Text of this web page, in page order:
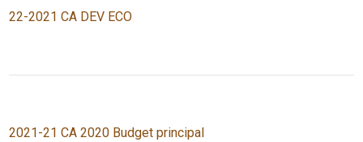
22-2021 CA DEV ECO
2021-21 CA 2020 Budget principal